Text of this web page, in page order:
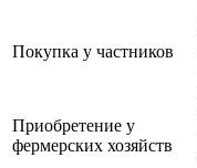
Покупка у частников
Приобретение у
фермерских хозяйств